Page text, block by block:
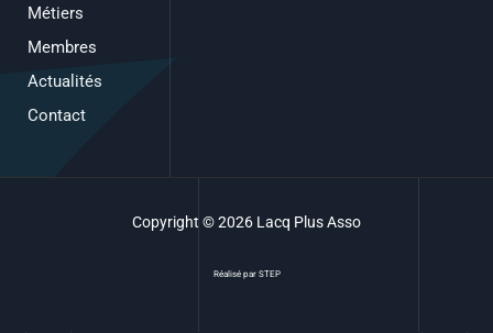
Métiers
Membres
Actualités
Contact
Copyright © 2026 Lacq Plus Asso
Réalisé par STEP